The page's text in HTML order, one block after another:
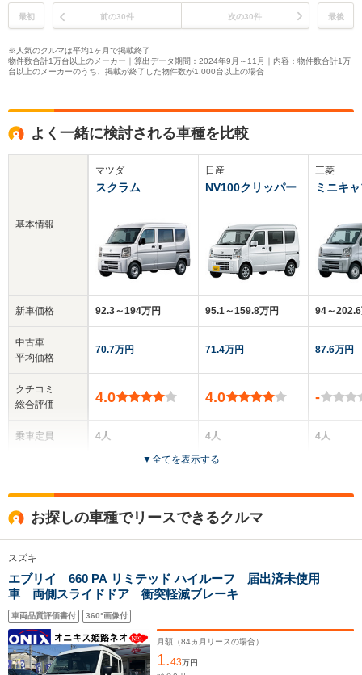
最初 前の30件 次の30件 最後
※人気のクルマは平均1ヶ月で掲載終了
物件数合計1万台以上のメーカー｜算出データ期間：2024年9月～11月｜内容：物件数合計1万
台以上のメーカーのうち、掲載が終了した物件数が1,000台以上の場合
よく一緒に検討される車種を比較
基本情報
新車価格
中古車
平均価格
クチコミ
総合評価
乗車定員
サイズ
マツダ
スクラム
92.3～194万円
70.7万円
4.0
4人
全高
1.9m
全幅
1.48m
日産
NV100クリッパー
95.1～159.8万円
71.4万円
4.0
4人
5ドア
1.8m～1.9m
全幅
三菱
ミニキ
94～
87.6万円
-
4人
▼全てを表示する
お探しの車種でリースできるクルマ
スズキ
エブリイ 660 PA リミテッド ハイルーフ 届出済未使用
車 両側スライドドア 衝突軽減ブレーキ
車両品質評価書付 360°画像付
月額（84ヵ月リースの場合）
1.43万円